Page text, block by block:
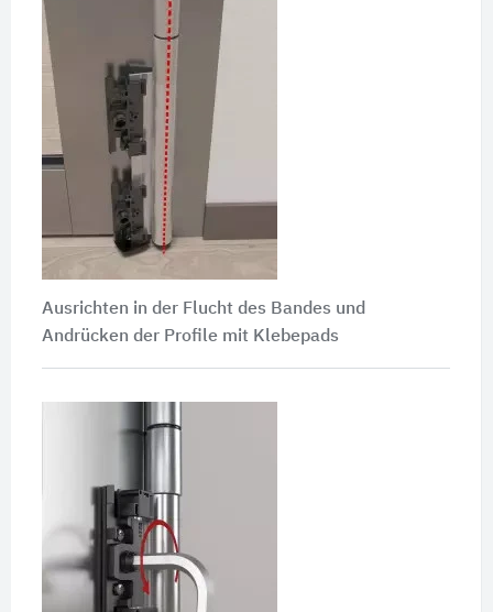
Ausrichten in der Flucht des Bandes und
Andrücken der Profile mit Klebepads